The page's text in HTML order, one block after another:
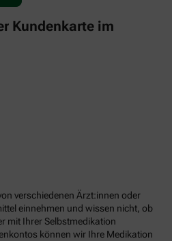
Kundenkarte im
verschiedenen Ärzt:innen oder
einnehmen und wissen nicht, ob
mit Ihrer Selbstmedikation
können wir Ihre Medikation